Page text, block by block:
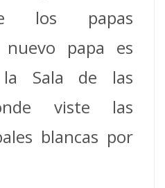
los papas
papa es
Sala de las
viste las
blancas por